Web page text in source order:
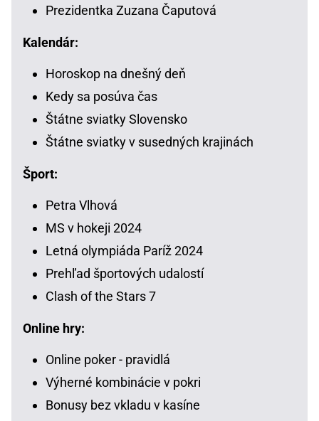
Prezidentka Zuzana Čaputová
Kalendár:
Horoskop na dnešný deň
Kedy sa posúva čas
Štátne sviatky Slovensko
Štátne sviatky v susedných krajinách
Šport:
Petra Vlhová
MS v hokeji 2024
Letná olympiáda Paríž 2024
Prehľad športových udalostí
Clash of the Stars 7
Online hry:
Online poker - pravidlá
Výherné kombinácie v pokri
Bonusy bez vkladu v kasíne